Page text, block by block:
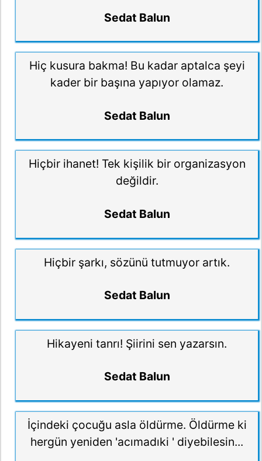
Sedat Balun
Hiç kusura bakma! Bu kadar aptalca şeyi
kader bir başına yapıyor olamaz.
Sedat Balun
Hiçbir ihanet! Tek kişilik bir organizasyon
değildir.
Sedat Balun
Hiçbir şarkı, sözünü tutmuyor artık.
Sedat Balun
Hikayeni tanrı! Şiirini sen yazarsın.
Sedat Balun
İçindeki çocuğu asla öldürme. Öldürme ki
hergün yeniden 'acımadıki ' diyebilesin...